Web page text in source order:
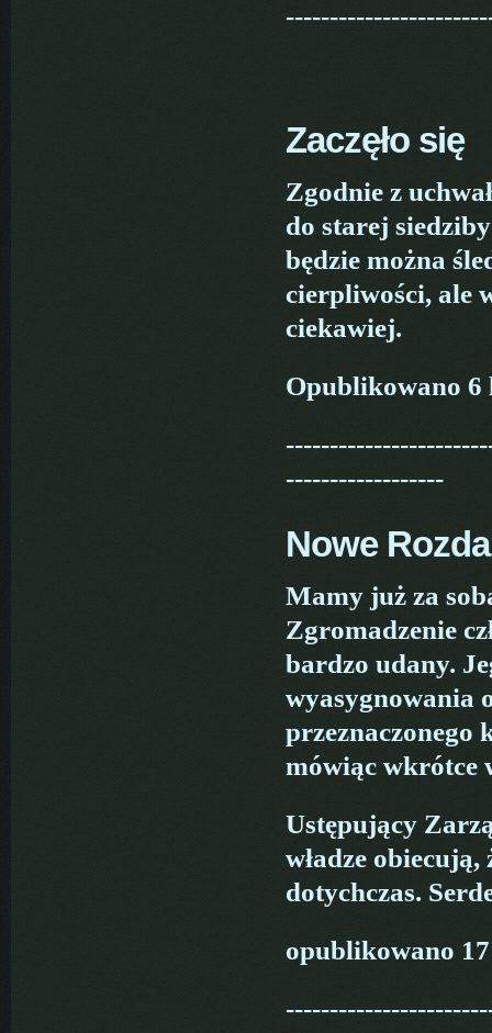
Zaczęło się
Zgodnie z
do starej
będzie można
cierpliwości, ale
ciekawiej.
Opublikowano 6
------------------
Nowe
Mamy już za
Zgromadzenie
bardzo udany.
wyasygnowania
mówiąc wkrótce
Ustępujący
władze
dotychczas.
opublikowano